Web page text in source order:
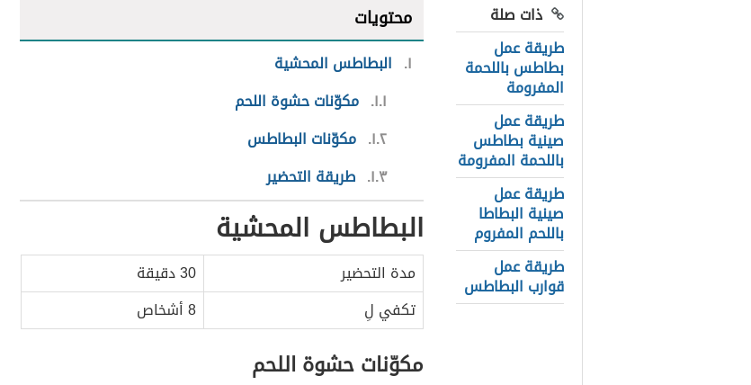
ذات صلة
طريقة عمل
بطاطس باللحمة
المفرومة
طريقة عمل
صينية بطاطس
باللحمة المفرومة
طريقة عمل
صينية البطاطا
باللحم المفروم
طريقة عمل
قوارب البطاطس
محتويات
١ البطاطس المحشية
١.١ مكوّنات حشوة اللحم
١.٢ مكوّنات البطاطس
١.٣ طريقة التحضير
البطاطس المحشية
مدة التحضير
30 دقيقة
تكفي لِ
8 أشخاص
مكوّنات حشوة اللحم